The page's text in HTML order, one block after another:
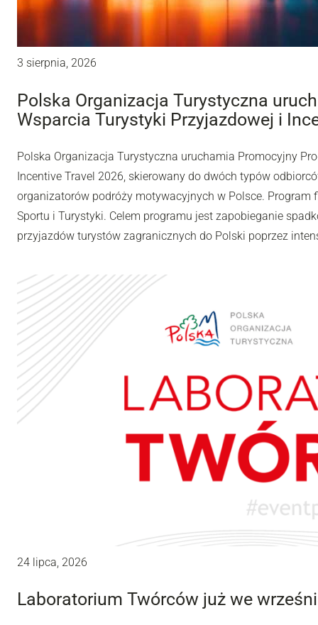
3 sierpnia, 2026
Polska Organizacja Turystyczna
Wsparcia Turystyki Przyjazdowej i
Polska Organizacja Turystyczna uruchamia Promocyjny
Incentive Travel 2026, skierowany do dwóch typów
organizatorów podróży motywacyjnych w Polsce.
Sportu i Turystyki. Celem programu jest zapobieganie
przyjazdów turystów zagranicznych do Polski poprzez
24 lipca, 2026
Laboratorium Twórców już we